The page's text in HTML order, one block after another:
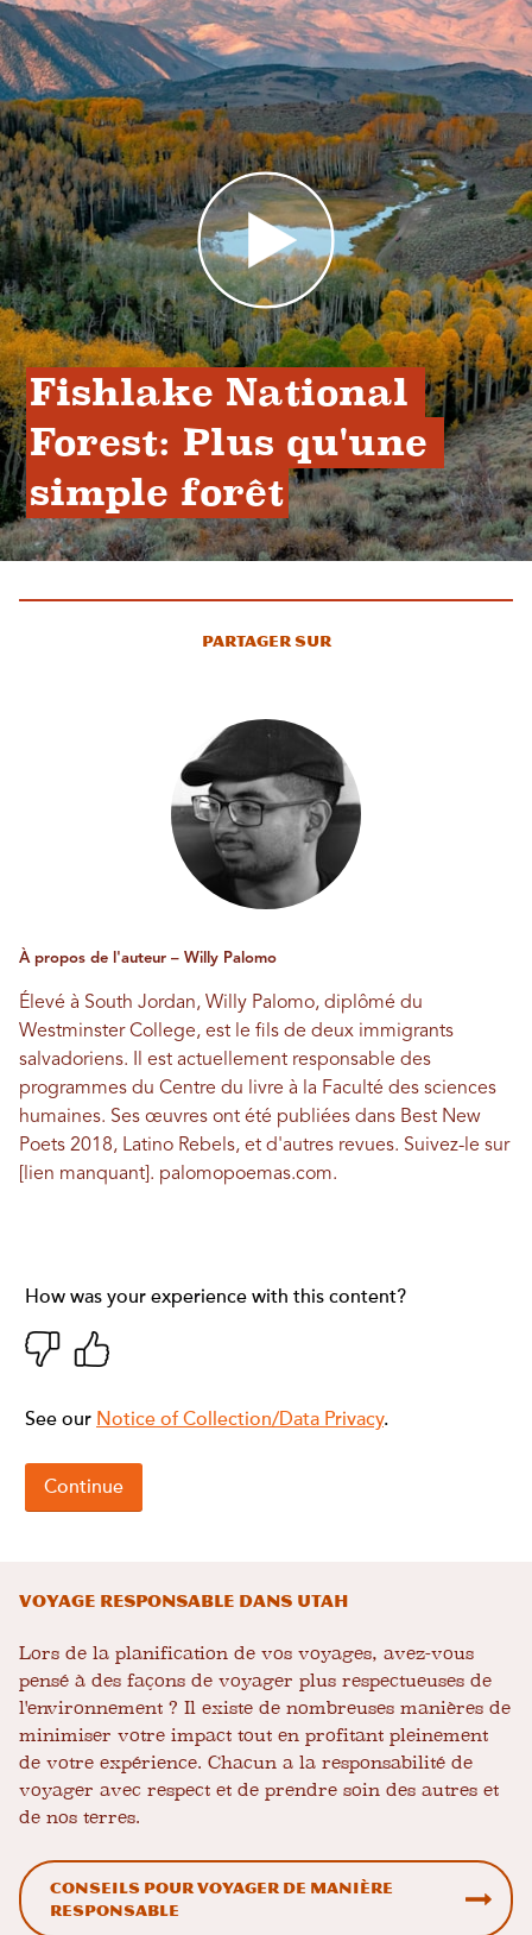
Fishlake National
Forest: Plus qu'une
simple forêt
Partager sur
À propos de l'auteur – Willy Palomo
Élevé à South Jordan, Willy Palomo, diplômé du
Westminster College, est le fils de deux immigrants
salvadoriens. Il est actuellement responsable des
programmes du Centre du livre à la Faculté des sciences
humaines. Ses œuvres ont été publiées dans Best New
Poets 2018, Latino Rebels, et d'autres revues. Suivez-le sur
[lien manquant]. palomopoemas.com.
Voyage responsable dans Utah
Lors de la planification de vos voyages, avez-vous
pensé à des façons de voyager plus respectueuses de
l'environnement ? Il existe de nombreuses manières de
minimiser votre impact tout en profitant pleinement
de votre expérience. Chacun a la responsabilité de
voyager avec respect et de prendre soin des autres et
de nos terres.
Conseils pour voyager de manière
responsable